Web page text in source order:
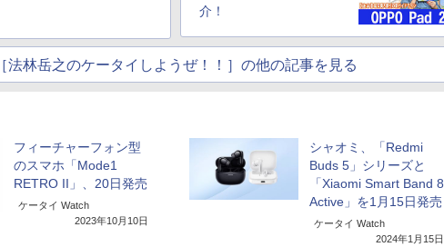
介！
［法林岳之のケータイしようぜ！！］の他の記事を見る
フィーチャーフォン型
のスマホ「Mode1
RETRO II」、20日発売
ケータイ Watch
2023年10月10日
シャオミ、「Redmi
Buds 5」シリーズと
「Xiaomi Smart Band 8
Active」を1月15日発売
ケータイ Watch
2024年1月15日